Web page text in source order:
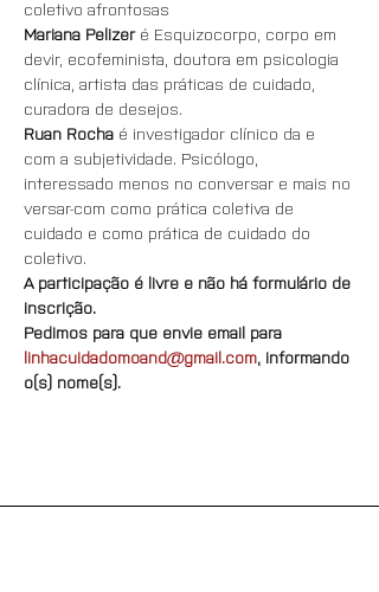
coletivo afrontosas
Mariana Pelizer é Esquizocorpo, corpo em
devir, ecofeminista, doutora em psicologia
clínica, artista das práticas de cuidado,
curadora de desejos.
Ruan Rocha é investigador clínico da e
com a subjetividade. Psicólogo,
interessado menos no conversar e mais no
versar-com como prática coletiva de
cuidado e como prática de cuidado do
coletivo.
A participação é livre e não há formulário de
inscrição.
Pedimos para que envie email para
linhacuidadomoand@gmail.com, informando
o(s) nome(s).